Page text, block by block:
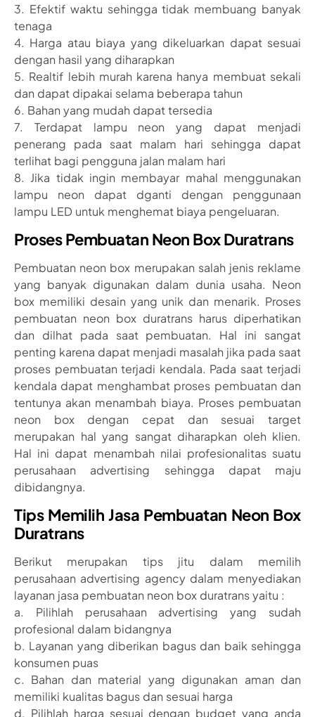
3. Efektif waktu sehingga tidak membuang banyak
tenaga
4. Harga atau biaya yang dikeluarkan dapat sesuai
dengan hasil yang diharapkan
5. Realtif lebih murah karena hanya membuat sekali
dan dapat dipakai selama beberapa tahun
6. Bahan yang mudah dapat tersedia
7. Terdapat lampu neon yang dapat menjadi
penerang pada saat malam hari sehingga dapat
terlihat bagi pengguna jalan malam hari
8. Jika tidak ingin membayar mahal menggunakan
lampu neon dapat dganti dengan penggunaan
lampu LED untuk menghemat biaya pengeluaran.
Proses Pembuatan Neon Box Duratrans
Pembuatan neon box merupakan salah jenis reklame
yang banyak digunakan dalam dunia usaha. Neon
box memiliki desain yang unik dan menarik. Proses
pembuatan neon box duratrans harus diperhatikan
dan dilhat pada saat pembuatan. Hal ini sangat
penting karena dapat menjadi masalah jika pada saat
proses pembuatan terjadi kendala. Pada saat terjadi
kendala dapat menghambat proses pembuatan dan
tentunya akan menambah biaya. Proses pembuatan
neon box dengan cepat dan sesuai target
merupakan hal yang sangat diharapkan oleh klien.
Hal ini dapat menambah nilai profesionalitas suatu
perusahaan advertising sehingga dapat maju
dibidangnya.
Tips Memilih Jasa Pembuatan Neon Box
Duratrans
Berikut merupakan tips jitu dalam memilih
perusahaan advertising agency dalam menyediakan
layanan jasa pembuatan neon box duratrans yaitu :
a. Pilihlah perusahaan advertising yang sudah
profesional dalam bidangnya
b. Layanan yang diberikan bagus dan baik sehingga
konsumen puas
c. Bahan dan material yang digunakan aman dan
memiliki kualitas bagus dan sesuai harga
d. Pilihlah harga sesuai dengan budget yang anda